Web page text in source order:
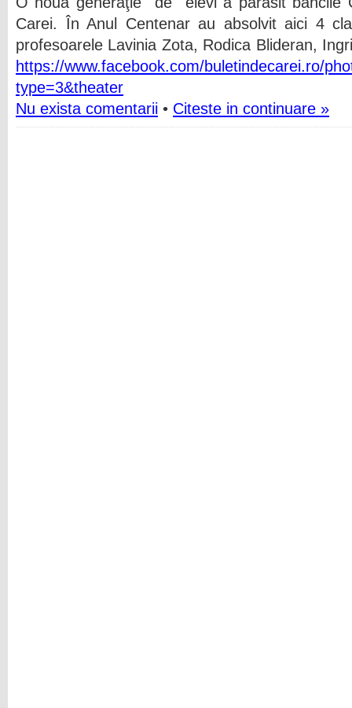
Carei. În Anul Centenar au absolvit aici 4
profesoarele Lavinia Zota, Rodica Blideran,
https://www.facebook.com/buletindecarei.ro/
type=3&theater
Nu exista comentarii • Citeste in continuare »